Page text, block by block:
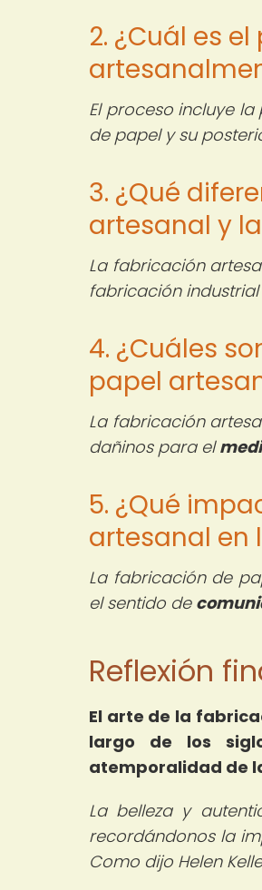
2. ¿Cuál es
El proceso incluye
de papel y su
3. ¿Qué
artesanal y
La fabricación
fabricación
4. ¿Cuáles
papel
La fabricación
dañinos para el
5. ¿Qué
artesanal en
La fabricación de
el sentido de
Reflexión
El arte de la
largo de los
atemporalidad de
La belleza y
recordándonos la
Como dijo Helen